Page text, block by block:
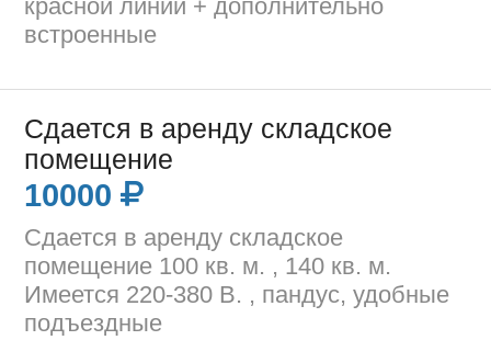
красной линии + дополнительно
встроенные
Сдается в аренду складское
помещение
10000
Сдается в аренду складское
помещение 100 кв. м. , 140 кв. м.
Имеется 220-380 В. , пандус, удобные
подъездные